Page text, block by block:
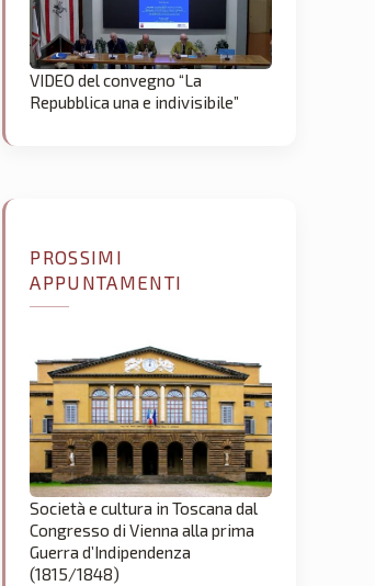
VIDEO del convegno “La
Repubblica una e indivisibile”
PROSSIMI
APPUNTAMENTI
Società e cultura in Toscana dal
Congresso di Vienna alla prima
Guerra d’Indipendenza
(1815/1848)